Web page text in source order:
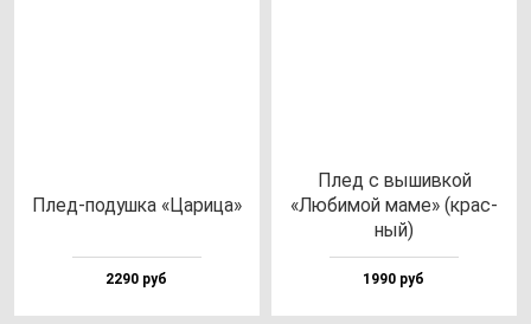
Плед-по­душ­ка «Цари­ца»
2290 руб
Плед с вы­шив­кой
«Люби­мой ма­ме» (крас­
ный)
1990 руб